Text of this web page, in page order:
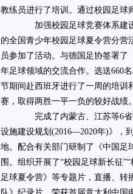
教练员进行了培训。通过校园足球
加强校园足球竞赛体系建设
的全国青少年校园足球夏令营分营
员参加了活动。与德国足协签署
年足球领域的交流合作。选送660
节期间赴西班牙进行了一周的培训
赛，取得两胜一平一负的较好战绩。
完成了内蒙古、江苏等6省
设施建设规划(2016—2020年)》，
地。配合有关部门研制了《中国足
围。组织开展了“校园足球新长征
足球夏令营》等专题片，直播、转